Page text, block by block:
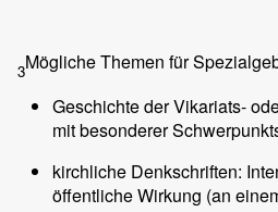
3Mögliche Themen für
Geschichte der Vikariats-
mit besonderer
kirchliche Denkschriften:
öffentliche Wirkung (an